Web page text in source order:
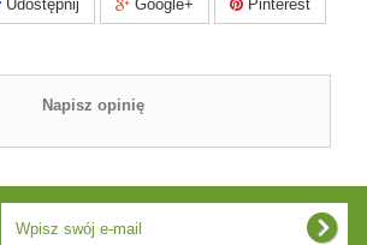
Udostępnij Google+ Pinterest
Napisz opinię